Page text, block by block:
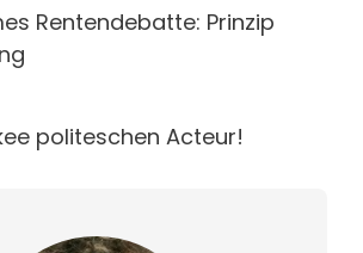
Rentendebatte: Prinzip
politeschen Acteur!